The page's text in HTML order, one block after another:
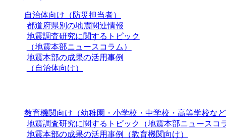
自治体向け（防災担当者）
都道府県別の地震関連情報
地震調査研究に関するトピック
（地震本部ニュースコラム）
地震本部の成果の活用事例
（自治体向け）
教育機関向け（幼稚園・小学校・中学校・高等学校な
地震調査研究に関するトピック（地震本部ニュースコ
地震本部の成果の活用事例（教育機関向け）